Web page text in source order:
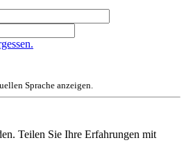
Sprache anzeigen.
Teilen Sie Ihre Erfahrungen mit